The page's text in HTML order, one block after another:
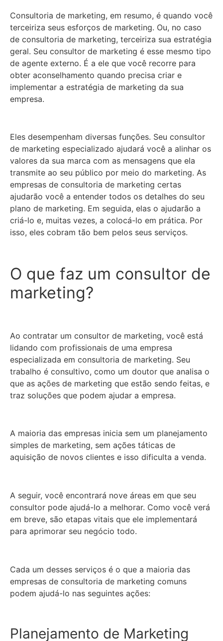
Consultoria de marketing, em resumo, é quando você
terceiriza seus esforços de marketing. Ou, no caso
de consultoria de marketing, terceiriza sua estratégia
geral. Seu consultor de marketing é esse mesmo tipo
de agente externo. É a ele que você recorre para
obter aconselhamento quando precisa criar e
implementar a estratégia de marketing da sua
empresa.
Eles desempenham diversas funções. Seu consultor
de marketing especializado ajudará você a alinhar os
valores da sua marca com as mensagens que ela
transmite ao seu público por meio do marketing. As
empresas de consultoria de marketing certas
ajudarão você a entender todos os detalhes do seu
plano de marketing. Em seguida, elas o ajudarão a
criá-lo e, muitas vezes, a colocá-lo em prática. Por
isso, eles cobram tão bem pelos seus serviços.
O que faz um consultor de
marketing?
Ao contratar um consultor de marketing, você está
lidando com profissionais de uma empresa
especializada em consultoria de marketing. Seu
trabalho é consultivo, como um doutor que analisa o
que as ações de marketing que estão sendo feitas, e
traz soluções que podem ajudar a empresa.
A maioria das empresas inicia sem um planejamento
simples de marketing, sem ações táticas de
aquisição de novos clientes e isso dificulta a venda.
A seguir, você encontrará nove áreas em que seu
consultor pode ajudá-lo a melhorar. Como você verá
em breve, são etapas vitais que ele implementará
para aprimorar seu negócio todo.
Cada um desses serviços é o que a maioria das
empresas de consultoria de marketing comuns
podem ajudá-lo nas seguintes ações:
Planejamento de Marketing